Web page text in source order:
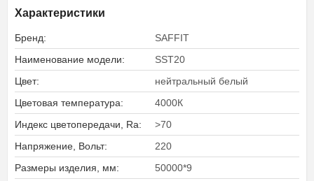
Характеристики
Бренд:
SAFFIT
Наименование модели:
SST20
Цвет:
нейтральный белый
Цветовая температура:
4000К
Индекс цветопередачи, Ra:
>70
Напряжение, Вольт:
220
Размеры изделия, мм:
50000*9